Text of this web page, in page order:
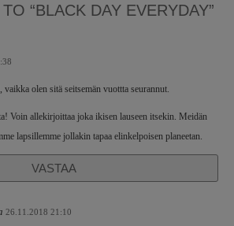
“BLACK DAY EVERYDAY”
olen sitä seitsemän vuottta seurannut.
Voin allekirjoittaa joka ikisen lauseen itsekin. Meidän
lapsillemme jollakin tapaa elinkelpoisen planeetan.
VASTAA
26.11.2018 21:10